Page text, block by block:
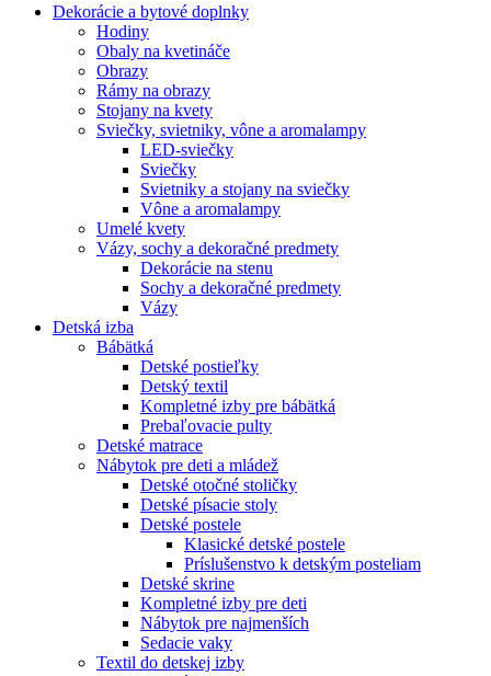
Dekorácie a bytové doplnky
Hodiny
Obaly na kvetináče
Obrazy
Rámy na obrazy
Stojany na kvety
Sviečky, svietniky, vône a aromalampy
LED-sviečky
Sviečky
Svietniky a stojany na sviečky
Vône a aromalampy
Umelé kvety
Vázy, sochy a dekoračné predmety
Dekorácie na stenu
Sochy a dekoračné predmety
Vázy
Detská izba
Bábätká
Detské postieľky
Detský textil
Kompletné izby pre bábätká
Prebaľovacie pulty
Detské matrace
Nábytok pre deti a mládež
Detské otočné stoličky
Detské písacie stoly
Detské postele
Klasické detské postele
Príslušenstvo k detským posteliam
Detské skrine
Kompletné izby pre deti
Nábytok pre najmenších
Sedacie vaky
Textil do detskej izby